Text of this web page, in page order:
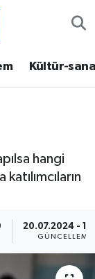
Kültür-
hangi
20.07.2024 -
GÜNCELLEME